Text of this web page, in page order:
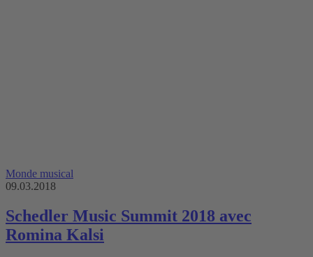
Monde musical
09.03.2018
Schedler Music Summit 2018 avec
Romina Kalsi